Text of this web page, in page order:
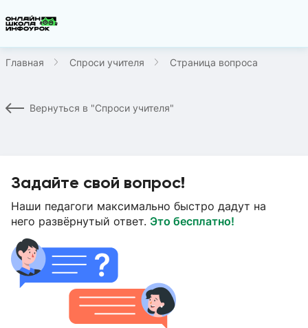
Главная Спроси учителя Страница вопроса
Вернуться в "Спроси учителя"
Задайте свой вопрос!
Наши педагоги максимально быстро дадут на
него развёрнутый ответ. Это бесплатно!